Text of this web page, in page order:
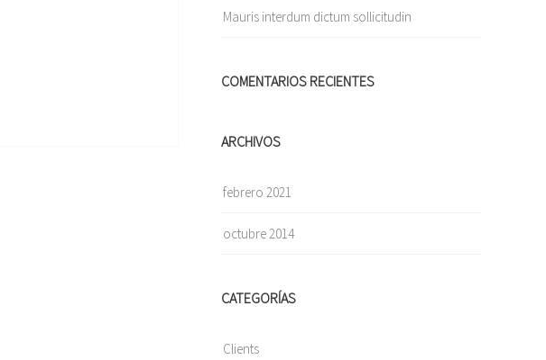
Mauris interdum dictum sollicitudin
COMENTARIOS RECIENTES
ARCHIVOS
febrero 2021
octubre 2014
CATEGORÍAS
Clients